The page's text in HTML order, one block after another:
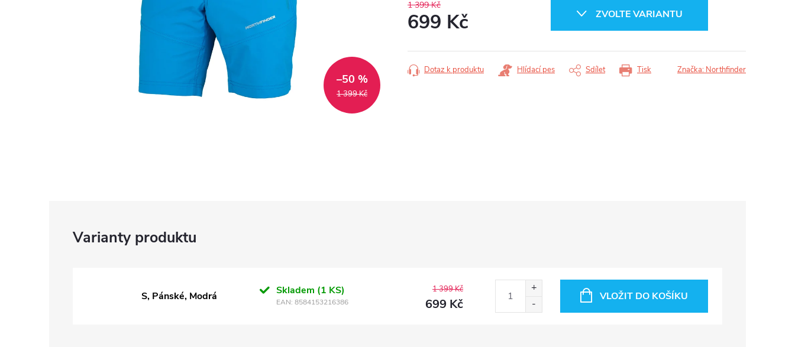
1 399 Kč
–50 %
1 399 Kč
699 Kč
cena:
ZVOLTE VARIANTU
Tisk
Dotaz k produktu Hlídací pes Sdílet Značka: Northfinder
S, Pánské, Modrá Skladem (1 KS)
EAN: 8584153216386
1 399 Kč
699 Kč VLOŽIT DO KOŠÍKU